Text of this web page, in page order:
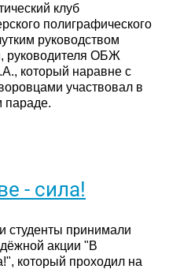
клуб
полиграфического
руководством
руководителя ОБЖ
который наравне с
участвовал в
параде.
- сила!
студенты принимали
акции "В
который проходил на